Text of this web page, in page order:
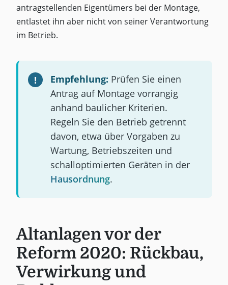
antragstellenden Eigentümers bei der Montage,
entlastet ihn aber nicht von seiner Verantwortung
im Betrieb.
Empfehlung: Prüfen Sie einen
Antrag auf Montage vorrangig
anhand baulicher Kriterien.
Regeln Sie den Betrieb getrennt
davon, etwa über Vorgaben zu
Wartung, Betriebszeiten und
schalloptimierten Geräten in der
Hausordnung.
Altanlagen vor der
Reform 2020: Rückbau,
Verwirkung und